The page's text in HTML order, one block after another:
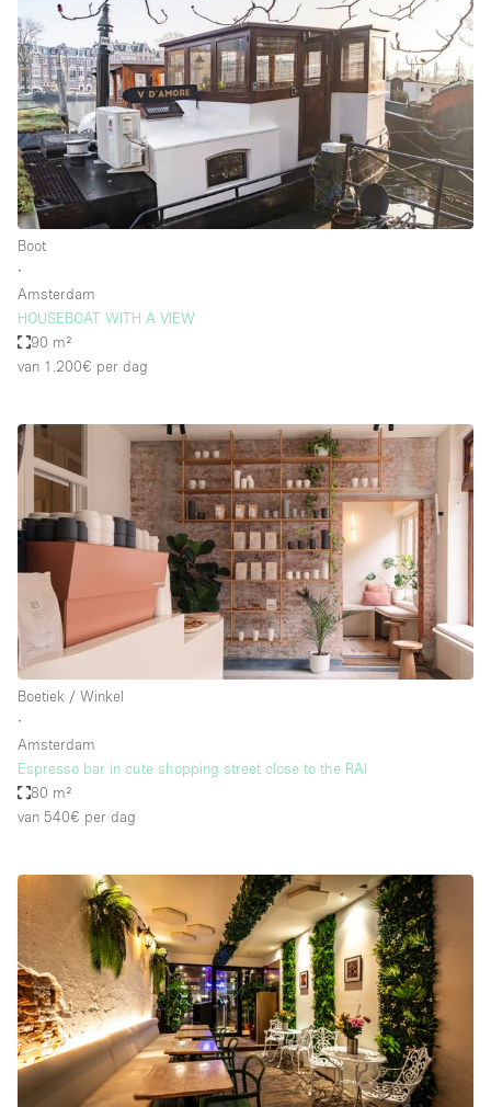
Boot
∙
Amsterdam
HOUSEBOAT WITH A VIEW
90 m²
van 1.200€ per dag
Boetiek / Winkel
∙
Amsterdam
Espresso bar in cute shopping street close to the RAI
80 m²
van 540€ per dag